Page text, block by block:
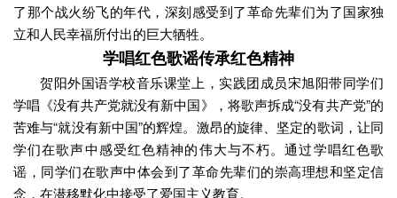
了那个战火纷飞的年代，深刻感受到了革命先辈们为了国家独
立和人民幸福所付出的巨大牺牲。
学唱红色歌谣传承红色精神
贺阳外国语学校音乐课堂上，实践团成员宋旭阳带同学们
学唱《没有共产党就没有新中国》，将歌声拆成“没有共产党”的
苦难与“就没有新中国”的辉煌。激昂的旋律、坚定的歌词，让同
学们在歌声中感受红色精神的伟大与不朽。通过学唱红色歌
谣，同学们在歌声中体会到了革命先辈们的崇高理想和坚定信
念，在潜移默化中接受了爱国主义教育。